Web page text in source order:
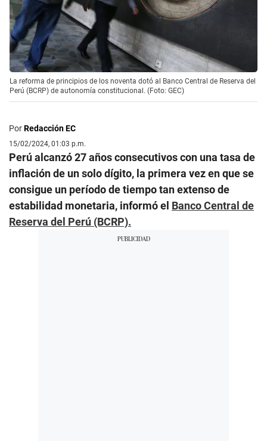
La reforma de principios de los noventa dotó al Banco Central de Reserva del
Perú (BCRP) de autonomía constitucional. (Foto: GEC)
PorRedacción EC
15/02/2024, 01:03 p.m.
Perú alcanzó 27 años consecutivos con una tasa de
inflación de un solo dígito, la primera vez en que se
consigue un período de tiempo tan extenso de
estabilidad monetaria, informó el Banco Central de
Reserva del Perú (BCRP).